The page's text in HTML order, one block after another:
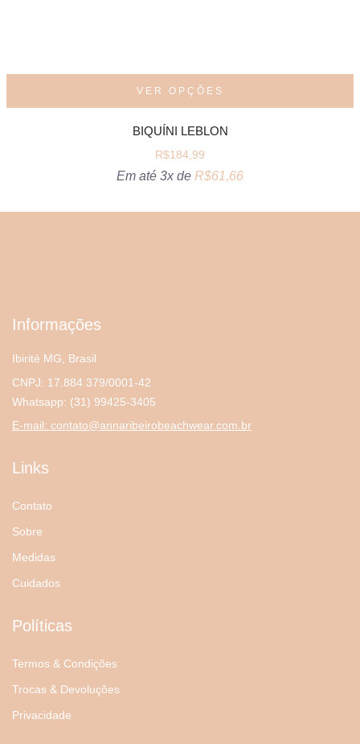
VER OPÇÕES
BIQUÍNI LEBLON
R$184,99
Em até 3x de R$61,66
Informações
Ibirité MG, Brasil
CNPJ: 17.884.379/0001-42
Whatsapp: (31) 99425-3405
E-mail: contato@annaribeirobeachwear.com.br
Links
Contato
Sobre
Medidas
Cuidados
Políticas
Termos & Condições
Trocas & Devoluções
Privacidade